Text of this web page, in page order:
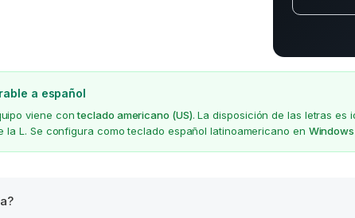
a español
viene conteclado americano (US). La disposición de las letras
L. Se configura como teclado español latinoamericano en Windows